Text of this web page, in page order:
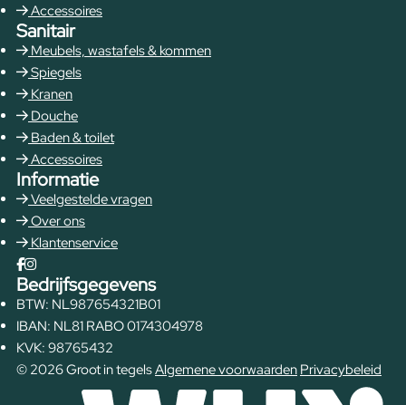
Accessoires
Sanitair
Meubels, wastafels & kommen
Spiegels
Kranen
Douche
Baden & toilet
Accessoires
Informatie
Veelgestelde vragen
Over ons
Klantenservice
Bedrijfsgegevens
BTW: NL987654321B01
IBAN: NL81 RABO 0174304978
KVK: 98765432
© 2026 Groot in tegelsAlgemene voorwaarden Privacybeleid